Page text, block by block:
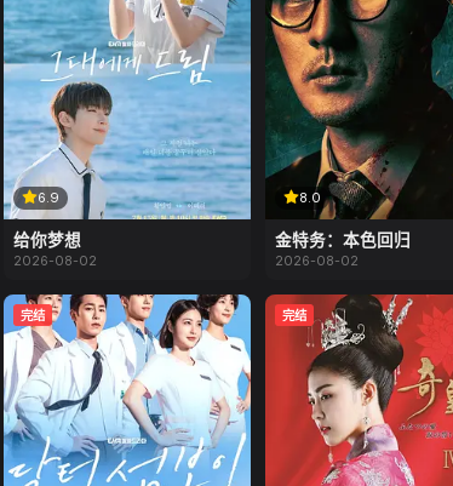
6.9
给你梦想
2026-08-02
8.0
金特务：本色回归
2026-08-02
完结 完结